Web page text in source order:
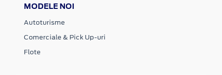
MODELE NOI
Autoturisme
Comerciale & Pick Up-uri
Flote